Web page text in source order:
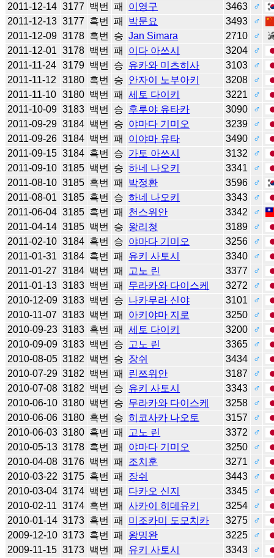
2011-12-14 3177 백번 패 이영구 3463
♂
2011-12-13 3177 흑번 패 박문요 3493
♂
2011-12-09 3178 흑번 승 Jan Simara 2710
♂
2011-12-01 3178 백번 패 이다 아쓰시 3204
♂
2011-11-24 3179 백번 승 유카와 미츠히사 3103
♂
2011-11-12
3180 흑번 승 안자이 노부아키 3208
♂
2011-11-10 3180 백번 패 세토 다이키 3221
♂
2011-10-09 3183 백번 승 후루야 유타카 3090
♂
2011-09-29 3184 백번 승 야마다 기미오 3239
♂
2011-09-26 3184 백번 패 이야마 유타 3490
♂
2011-09-15 3184 흑번 승 가토 아쓰시 3132
♂
2011-09-10 3185 백번 승 하네 나오키 3341
♂
2011-08-10 3185 흑번 패 박정환 3596
♂
2011-08-01 3185 흑번 승 하네 나오키 3343
♂
2011-06-04 3185 흑번 패 천스위안 3342
♂
2011-04-14 3185 백번 승 왕리청 3189
♂
2011-02-10 3184 흑번 승 야마다 기미오 3256
♂
2011-01-31 3184 흑번 패 유키 사토시 3340
♂
2011-01-27 3184 백번 패 고노 린 3377
♂
2011-01-13 3183 백번 패 무라카와 다이스케 3272
♂
2010-12-09 3183 백번 승 나카무라 신야 3101
♂
2010-11-07 3183 백번 패 아키야마 지로 3250
♂
2010-09-23 3183 흑번 패 세토 다이키 3200
♂
2010-09-09 3183 백번 승 고노 린 3365
♂
2010-08-05 3182 백번 승 장쉬 3434
♂
2010-07-29 3182 백번 패 린쯔위안 3187
♂
2010-07-08 3182 백번 승 유키 사토시 3343
♂
2010-06-10 3180 백번 승 무라카와 다이스케 3258
♂
2010-06-06 3180 흑번 승 히코사카 나오토 3157
♂
2010-06-03 3180 흑번 패 고노 린 3372
♂
2010-05-13 3178 흑번 패 야마다 기미오 3250
♂
2010-04-08 3176 백번 패 조치훈 3271
♂
2010-03-22 3175 흑번 패 장쉬 3443
♂
2010-03-04 3174 백번 패 다카오 신지 3345
♂
2010-02-11 3174 흑번 패 사카이 히데유키 3254
♂
2010-01-14 3173 흑번 패 미조카미 도모치카 3275
♂
2009-12-10 3173 흑번 패 왕밍완 3225
♂
2009-11-15 3173 백번 패 유키 사토시 3343
♂